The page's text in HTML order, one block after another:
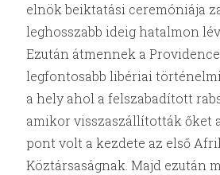
elnök beiktatási ceremóniája
leghosszabb ideig hatalmon
Ezután átmennek a
legfontosabb libériai
a hely ahol a felszabadított
amikor visszaszállították őket
pont volt a kezdete az első
Köztársaságnak. Majd ezután